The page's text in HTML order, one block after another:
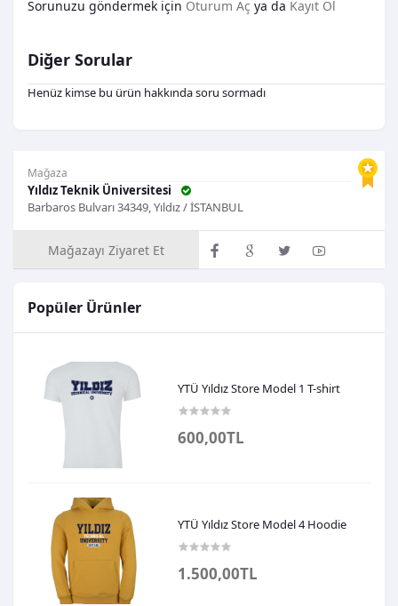
Mağaza
Yıldız Teknik Üniversitesi
Barbaros Bulvarı 34349, Yıldız / İSTANBUL
Mağazayı Ziyaret Et
Popüler Ürünler
YTÜ Yıldız Store Model 1 T-shirt
600,00TL
YTÜ Yıldız Store Model 4 Hoodie
1.500,00TL
Sorunuzu göndermek için Oturum Aç ya da Kayıt Ol
Diğer Sorular
Henüz kimse bu ürün hakkında soru sormadı